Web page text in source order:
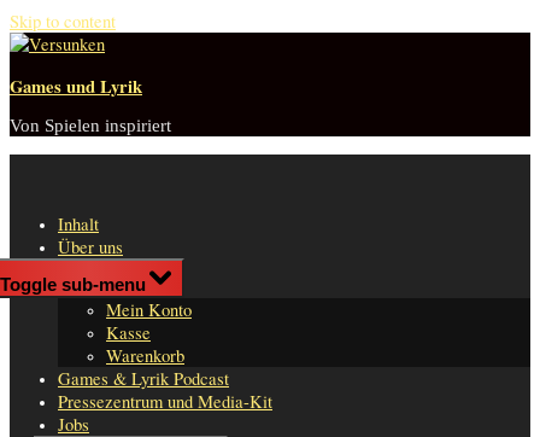
Skip to content
Games und Lyrik
Von Spielen inspiriert
Inhalt
Über uns
Shop
Toggle sub-menu
Mein Konto
Kasse
Warenkorb
Games & Lyrik Podcast
Pressezentrum und Media-Kit
Jobs